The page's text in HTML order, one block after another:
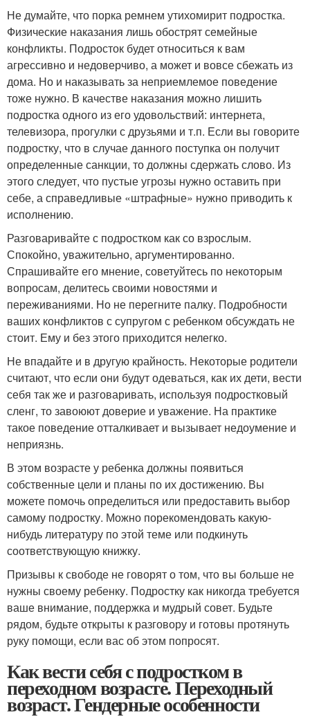
Не думайте, что порка ремнем утихомирит подростка.
Физические наказания лишь обострят семейные
конфликты. Подросток будет относиться к вам
агрессивно и недоверчиво, а может и вовсе сбежать из
дома. Но и наказывать за неприемлемое поведение
тоже нужно. В качестве наказания можно лишить
подростка одного из его удовольствий: интернета,
телевизора, прогулки с друзьями и т.п. Если вы говорите
подростку, что в случае данного поступка он получит
определенные санкции, то должны сдержать слово. Из
этого следует, что пустые угрозы нужно оставить при
себе, а справедливые «штрафные» нужно приводить к
исполнению.
Разговаривайте с подростком как со взрослым.
Спокойно, уважительно, аргументированно.
Спрашивайте его мнение, советуйтесь по некоторым
вопросам, делитесь своими новостями и
переживаниями. Но не перегните палку. Подробности
ваших конфликтов с супругом с ребенком обсуждать не
стоит. Ему и без этого приходится нелегко.
Не впадайте и в другую крайность. Некоторые родители
считают, что если они будут одеваться, как их дети, вести
себя так же и разговаривать, используя подростковый
сленг, то завоюют доверие и уважение. На практике
такое поведение отталкивает и вызывает недоумение и
неприязнь.
В этом возрасте у ребенка должны появиться
собственные цели и планы по их достижению. Вы
можете помочь определиться или предоставить выбор
самому подростку. Можно порекомендовать какую-
нибудь литературу по этой теме или подкинуть
соответствующую книжку.
Призывы к свободе не говорят о том, что вы больше не
нужны своему ребенку. Подростку как никогда требуется
ваше внимание, поддержка и мудрый совет. Будьте
рядом, будьте открыты к разговору и готовы протянуть
руку помощи, если вас об этом попросят.
Как вести себя с подростком в
переходном возрасте. Переходный
возраст. Гендерные особенности